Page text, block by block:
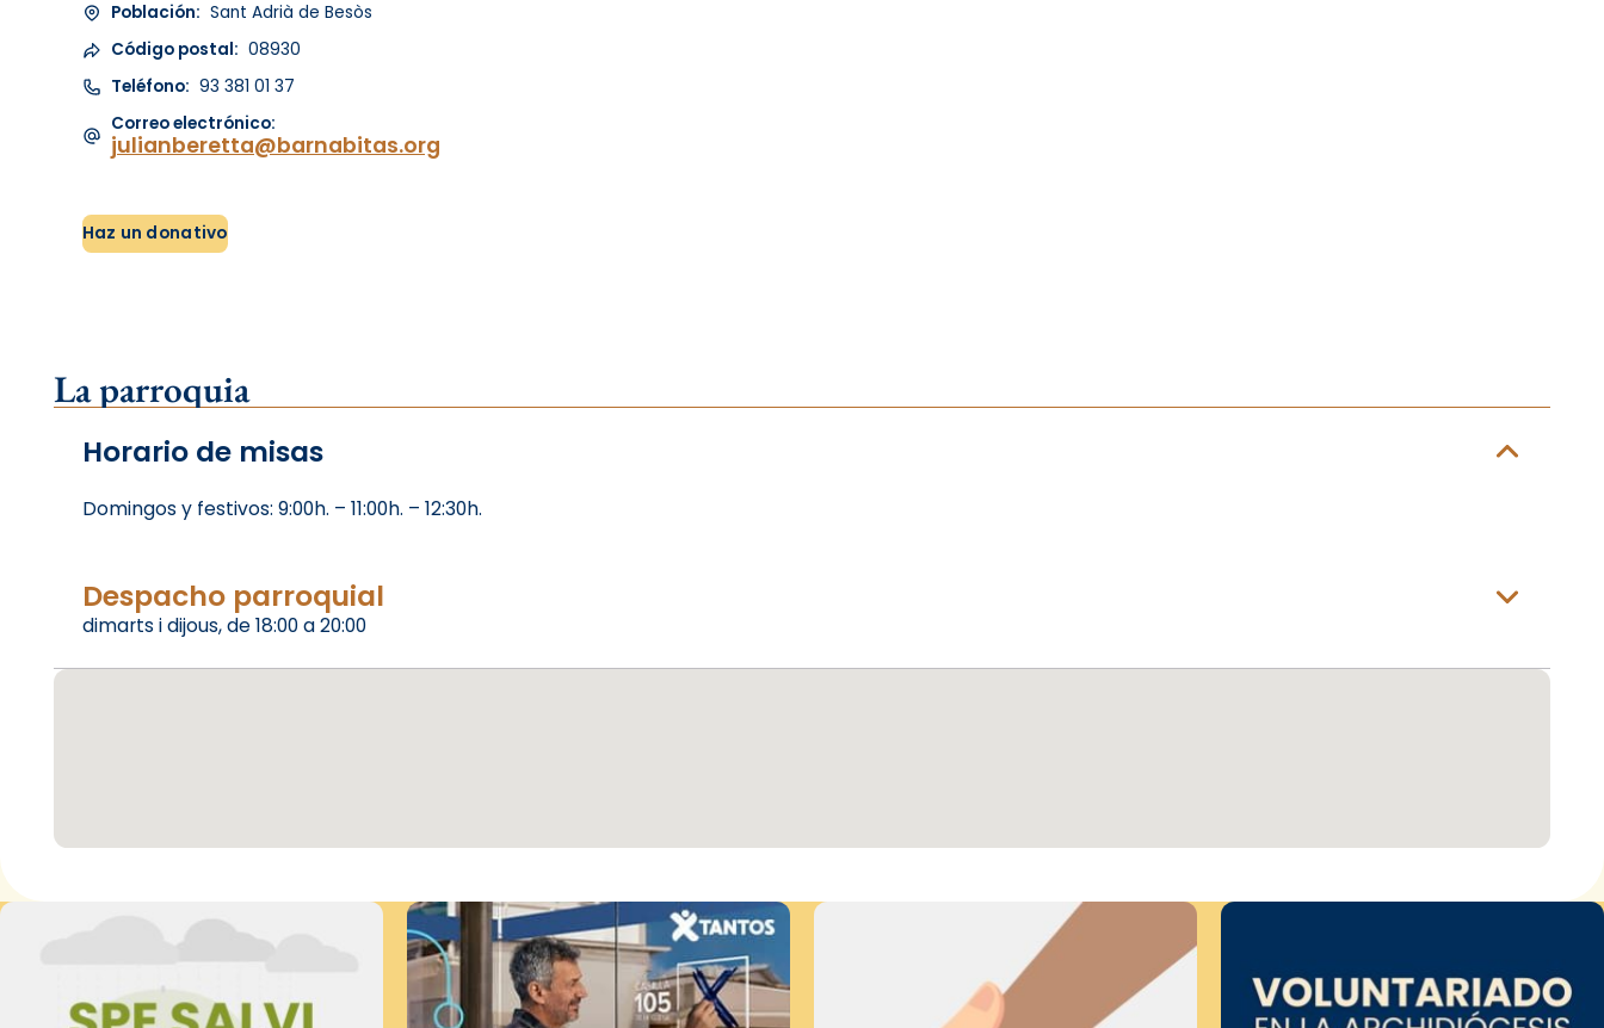
Población: Sant Adrià de Besòs
Código postal: 08930
Teléfono: 93 381 01 37
Correo electrónico:
julianberetta@barnabitas.org
Haz un donativo
La parroquia
Horario de misas
Domingos y festivos: 9:00h. – 11:00h. – 12:30h.
Despacho parroquial
dimarts i dijous, de 18:00 a 20:00